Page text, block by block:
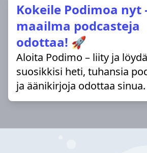
Kokeile Podimoa nyt
maailma podcasteja
odottaa! 🚀
Aloita Podimo – liity ja löydä
suosikkisi heti, tuhansia
ja äänikirjoja odottaa sinua.